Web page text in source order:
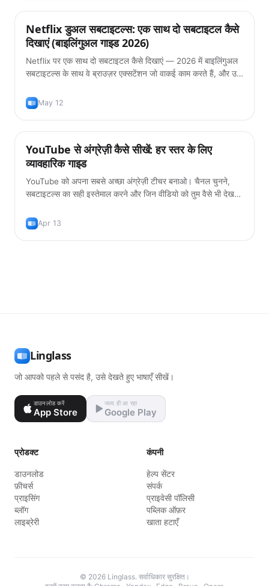
टिप्स
Netflix डुअल सबटाइटल्स: एक साथ दो सबटाइटल कैसे
दिखाएं (बाइलिंगुअल गाइड 2026)
Netflix पर एक साथ दो सबटाइटल कैसे दिखाएं — 2026 में बाइलिंगुअल
सबटाइटल्स के साथ वे ब्राउज़र एक्सटेंशन जो वाकई काम करते हैं, और उन्हें
May 12
टिप्स
YouTube से अंग्रेज़ी कैसे सीखें: हर स्तर के लिए
व्यावहारिक गाइड
YouTube को अपना सबसे अच्छा अंग्रेज़ी टीचर बनाओ। चैनल चुनने,
सबटाइटल्स का सही इस्तेमाल करने और जिन वीडियो को तुम वैसे भी देखना
Apr 13
Linglass
जो आपको पहले से पसंद है, उसे देखते हुए भाषाएँ सीखें।
डाउनलोड करें
App Store
जल्द ही आ रहा
Google Play
प्रोडक्ट
डाउनलोड
फ़ीचर्स
प्राइसिंग
ब्लॉग
लाइब्रेरी
कंपनी
हेल्प सेंटर
संपर्क
प्राइवेसी पॉलिसी
पब्लिक ऑफ़र
खाता हटाएँ
© 2026 Linglass. सर्वाधिकार सुरक्षित।